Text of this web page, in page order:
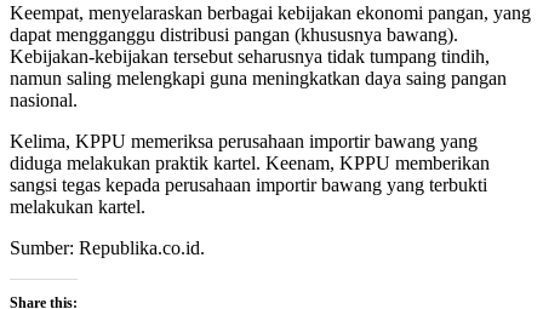
Keempat, menyelaraskan berbagai kebijakan ekonomi pangan, yang
dapat mengganggu distribusi pangan (khususnya bawang).
Kebijakan-kebijakan tersebut seharusnya tidak tumpang tindih,
namun saling melengkapi guna meningkatkan daya saing pangan
nasional.
Kelima, KPPU memeriksa perusahaan importir bawang yang
diduga melakukan praktik kartel. Keenam, KPPU memberikan
sangsi tegas kepada perusahaan importir bawang yang terbukti
melakukan kartel.
Sumber: Republika.co.id.
Share this: